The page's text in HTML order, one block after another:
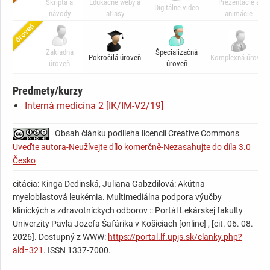
fenotypom a detegovaná populácia monocytoidných
buniek (44,8% celkovej celularity) s abnormálnym IF
(65% zrelší CD 14+)- obraz kompatibilný s dg. AML s
monocytárnou diferenciáciou
krvný náter - 40% pat. blastov a dysplázia monocyt.
genetika - FISH: inv.16 ch., trizómia 8. ch., PCR: WT1+
histológia - výrazná hypercelularita KD, prítomná
nádorová/ leukotická infiltrácia KD acute myeloid
leukemia (MPO+,CD 34+,CD 68+) zvažuje sa
myelomonocytárny podtyp. Absencia fibrózy.
komplikácie: pneumothorax iatrogénny po kanylácii
centrálnej žily
HLA typizácia - súrodenci nevhodný na príbuzenskú
transplantáciu krv. buniek
06/2016 alogénna transplantácia od nepríbuzenského
07-08/2016 suspektný rozvoj chron. GvHD kože
Skripta a
návody
Edukačné weby a
atlasy
Digitálne video
Prezentácie a
animácie
Základná
úroveň
Pokročilá úroveň
Špecializačná
úroveň
Komplexná úroveň
Predmety/kurzy
Interná medicína 2 [IK/IM-V2/19]
Obsah článku podlieha licencii Creative Commons
Uveďte autora-Neužívejte dílo komerčně-Nezasahujte do díla 3.0
Česko
citácia: Kinga Dedinská, Juliana Gabzdilová: Akútna
myeloblastová leukémia. Multimediálna podpora výučby
klinických a zdravotníckych odborov :: Portál Lekárskej fakulty
Univerzity Pavla Jozefa Šafárika v Košiciach [online] , [cit. 06. 08.
2026]. Dostupný z WWW: https://portal.lf.upjs.sk/clanky.php?
aid=321 . ISSN 1337-7000.